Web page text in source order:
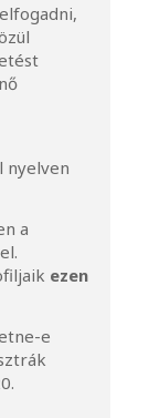
nyelven
a
ezen
e